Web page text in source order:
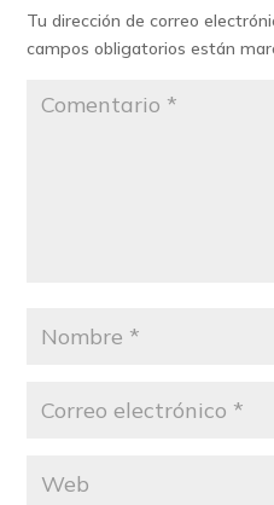
Tu dirección de correo
campos obligatorios están